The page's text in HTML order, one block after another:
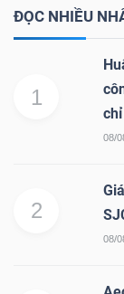
ĐỌC NHIỀU
1
chỉ
08/
2
08/
tài